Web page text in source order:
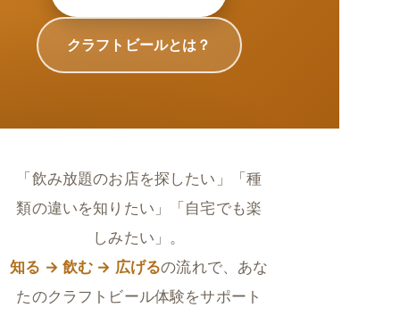
クラフトビールとは？
「飲み放題のお店を探したい」「種
類の違いを知りたい」「自宅でも楽
しみたい」。
知る → 飲む → 広げるの流れで、あな
たのクラフトビール体験をサポート